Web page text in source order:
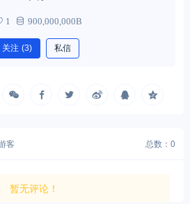
1 900,000,000B
关注 (3) 私信
客 总数：0
暂无评论！